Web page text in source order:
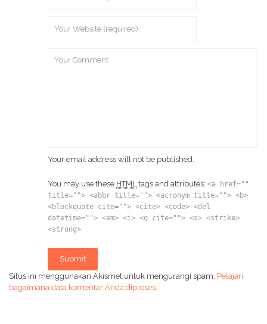
Your email address will not be published.
You may use these HTML tags and attributes: <a href=""
title=""> <abbr title=""> <acronym title=""> <b>
<blockquote cite=""> <cite> <code> <del
datetime=""> <em> <i> <q cite=""> <s> <strike>
<strong>
Submit
Situs ini menggunakan Akismet untuk mengurangi spam. Pelajari
bagaimana data komentar Anda diproses